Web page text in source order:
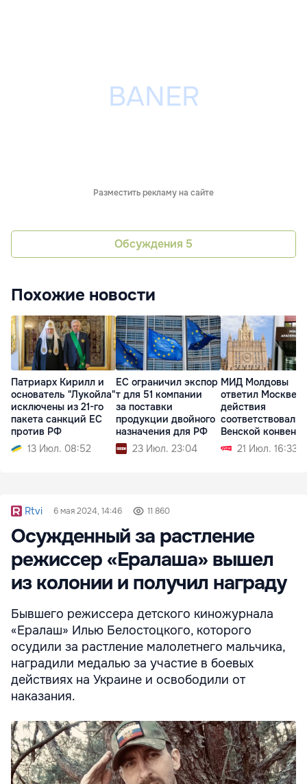
Разместить рекламу на сайте
Обсуждения 5
Похожие новости
Патриарх Кирилл и
основатель "Лукойла"
исключены из 21-го
пакета санкций ЕС
против РФ
13 Июл. 08:52
ЕС ограничил экспор
т для 51 компании
за поставки
продукции двойного
назначения для РФ
23 Июл. 23:04
МИД Молдовы
ответил Москве:
действия
соответствовали
Венской
21 Июл. 16:33
Rtvi 6 мая 2024, 14:46 11 860
Осужденный за растление
режиссер «Ералаша» вышел
из колонии и получил награду
Бывшего режиссера детского киножурнала
«Ералаш» Илью Белостоцкого, которого
осудили за растление малолетнего мальчика,
наградили медалью за участие в боевых
действиях на Украине и освободили от
наказания.